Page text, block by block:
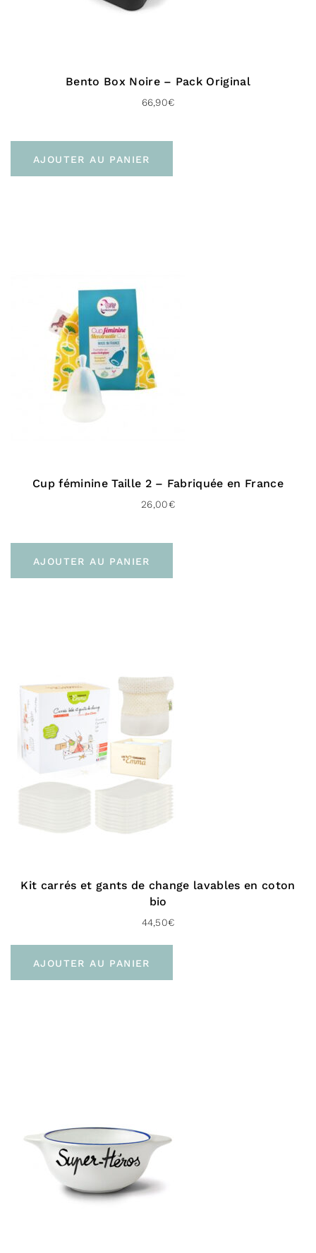
Bento Box Noire – Pack Original
66,90€
AJOUTER AU PANIER
Cup féminine Taille 2 – Fabriquée en France
26,00€
AJOUTER AU PANIER
Kit carrés et gants de change lavables en coton
bio
44,50€
AJOUTER AU PANIER